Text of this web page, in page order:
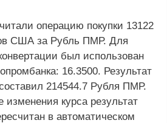
операцию покупки 13122
США за Рубль ПМР. Для
был использован
16.3500. Результат
214544.7 Рубля ПМР.
изменения курса результат
в автоматическом